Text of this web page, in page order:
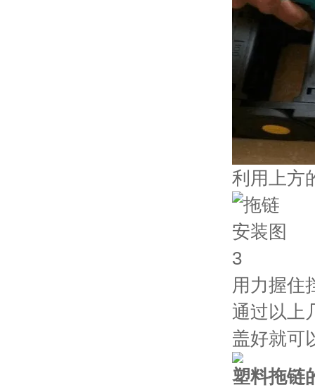
利用上方
用力握住
通过以上
盖好就可
塑料拖链